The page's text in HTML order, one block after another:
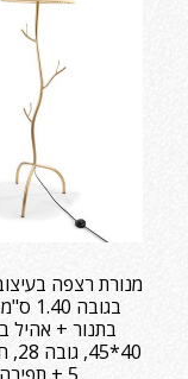
מנורת רצפה
בגובה
בתנור + אהיל